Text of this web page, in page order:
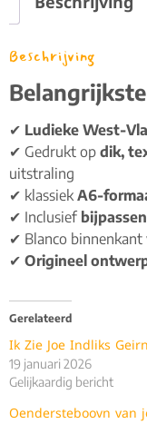
Beschrijving
✔ Ludieke West-
✔ Gedrukt op dik,
uitstraling
✔ klassiekA6-
✔ Inclusief
✔ Blanco binnenkant
✔ Origineel
Gerelateerd
Ik Zie Joe Indliks Geirn
19 januari 2026
Gelijkaardig bericht
Oendersteboovn van